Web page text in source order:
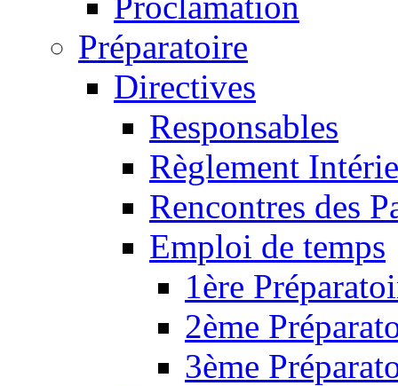
Préparatoire
Directives
Responsables
Règlement
Rencontres des
Emploi de temps
1ère
2ème
3ème